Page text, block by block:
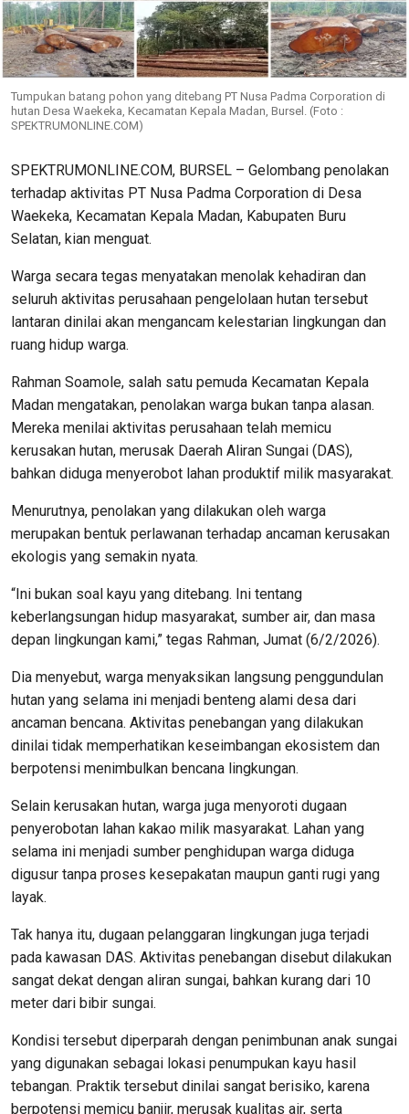
Tumpukan batang pohon yang ditebang PT Nusa Padma Corporation di
hutan Desa Waekeka, Kecamatan Kepala Madan, Bursel. (Foto :
SPEKTRUMONLINE.COM)
SPEKTRUMONLINE.COM, BURSEL – Gelombang penolakan
terhadap aktivitas PT Nusa Padma Corporation di Desa
Waekeka, Kecamatan Kepala Madan, Kabupaten Buru
Selatan, kian menguat.
Warga secara tegas menyatakan menolak kehadiran dan
seluruh aktivitas perusahaan pengelolaan hutan tersebut
lantaran dinilai akan mengancam kelestarian lingkungan dan
ruang hidup warga.
Rahman Soamole, salah satu pemuda Kecamatan Kepala
Madan mengatakan, penolakan warga bukan tanpa alasan.
Mereka menilai aktivitas perusahaan telah memicu
kerusakan hutan, merusak Daerah Aliran Sungai (DAS),
bahkan diduga menyerobot lahan produktif milik masyarakat.
Menurutnya, penolakan yang dilakukan oleh warga
merupakan bentuk perlawanan terhadap ancaman kerusakan
ekologis yang semakin nyata.
“Ini bukan soal kayu yang ditebang. Ini tentang
keberlangsungan hidup masyarakat, sumber air, dan masa
depan lingkungan kami,” tegas Rahman, Jumat (6/2/2026).
Dia menyebut, warga menyaksikan langsung penggundulan
hutan yang selama ini menjadi benteng alami desa dari
ancaman bencana. Aktivitas penebangan yang dilakukan
dinilai tidak memperhatikan keseimbangan ekosistem dan
berpotensi menimbulkan bencana lingkungan.
Selain kerusakan hutan, warga juga menyoroti dugaan
penyerobotan lahan kakao milik masyarakat. Lahan yang
selama ini menjadi sumber penghidupan warga diduga
digusur tanpa proses kesepakatan maupun ganti rugi yang
layak.
Tak hanya itu, dugaan pelanggaran lingkungan juga terjadi
pada kawasan DAS. Aktivitas penebangan disebut dilakukan
sangat dekat dengan aliran sungai, bahkan kurang dari 10
meter dari bibir sungai.
Kondisi tersebut diperparah dengan penimbunan anak sungai
yang digunakan sebagai lokasi penumpukan kayu hasil
tebangan. Praktik tersebut dinilai sangat berisiko, karena
berpotensi memicu banjir, merusak kualitas air, serta